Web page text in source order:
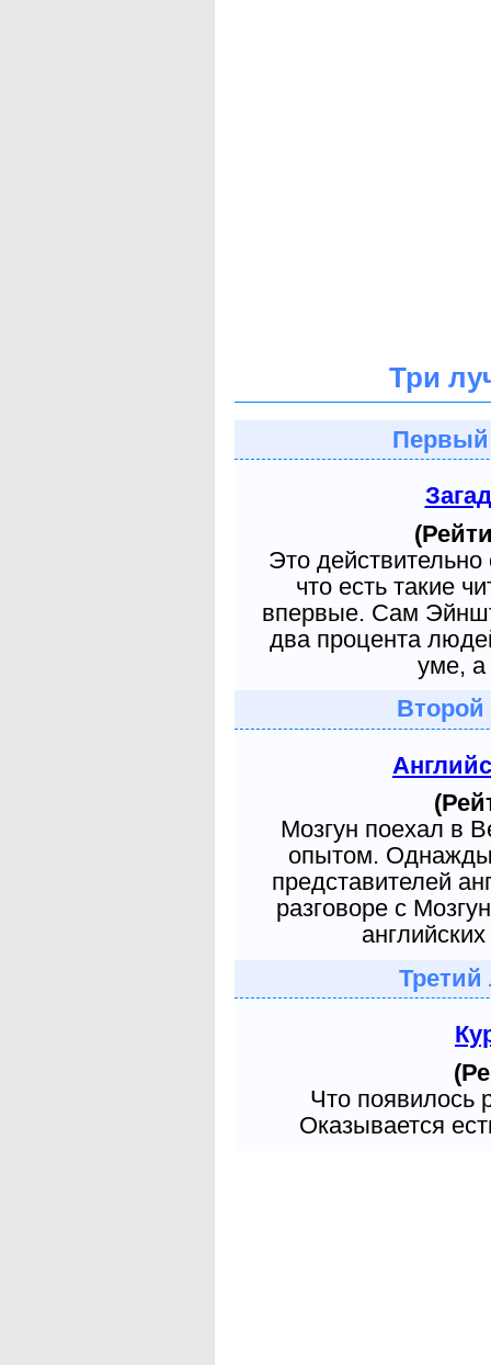
Три
Это
что есть такие
впервые. Сам
два процента
уме, а
Мозгун поехал в
опытом. Однажды
представителей
разговоре с
Что появилось
Оказывается